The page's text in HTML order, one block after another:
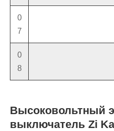
0
7
0
8
Высоковольтный
выключатель Zi